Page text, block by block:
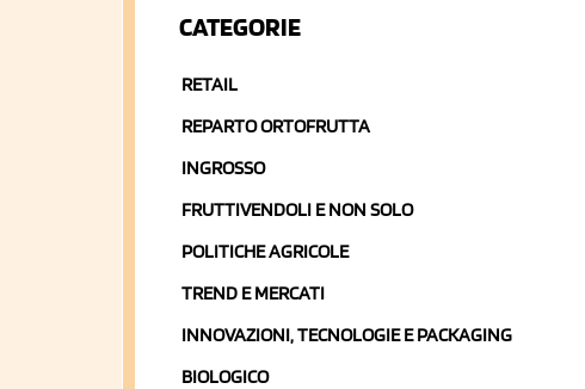
CATEGORIE
RETAIL
REPARTO ORTOFRUTTA
INGROSSO
FRUTTIVENDOLI E NON SOLO
POLITICHE AGRICOLE
TREND E MERCATI
INNOVAZIONI, TECNOLOGIE E PACKAGING
BIOLOGICO